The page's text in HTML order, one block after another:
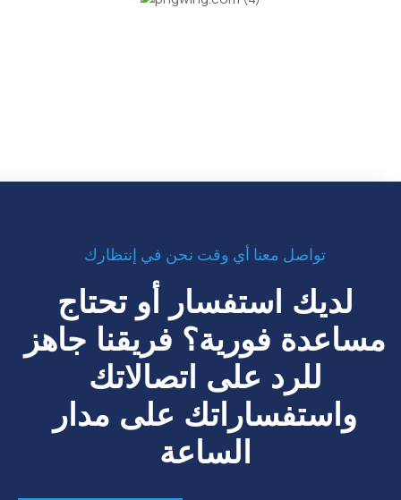
تواصل معنا أي وقت نحن في إنتظارك
لديك استفسار أو تحتاج
مساعدة فورية؟ فريقنا جاهز
للرد على اتصالاتك
واستفساراتك على مدار
الساعة